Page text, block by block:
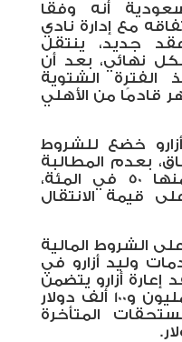
أنه وفقا
مع إدارة نادي
جديد، ينتقل
نهائي، بعد أن
الفترة الشتوية
قادمًا من الأهلي
خضع للشروط
بعدم المطالبة
بالرواتب التي خُصم منها 50 في المئة،
قيمة الانتقال
الشروط المالية
وليد أزارو في
إعارة أزارو يتضمن
بند حق الشراء مقابل مليون و100 ألف دولار
المتأخرة